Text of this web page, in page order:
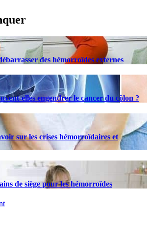
des hémorroïdes externes
elles engendrer le cancer du côlon ?
sur les crises hémorroïdaires et
de siège pour les hémorroïdes